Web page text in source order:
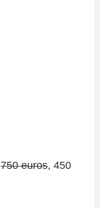
750 euros, 450